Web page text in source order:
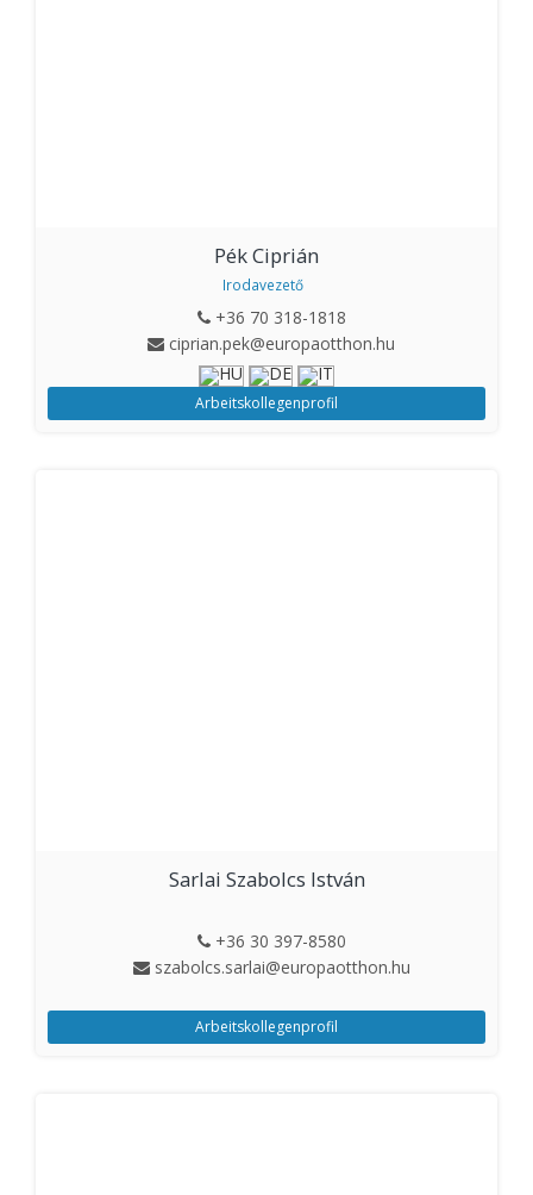
Pék Ciprián
Irodavezető
+36 70 318-1818
ciprian.pek@europaotthon.hu
Arbeitskollegenprofil
Sarlai Szabolcs István
+36 30 397-8580
szabolcs.sarlai@europaotthon.hu
Arbeitskollegenprofil